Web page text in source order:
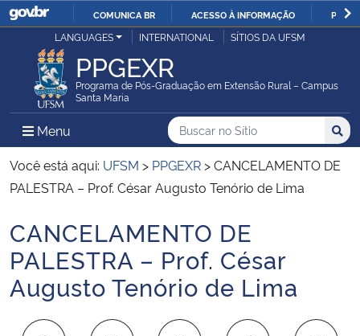
IR
O
COMUNICA BR ACESSO À INFORMAÇÃO
Ministério da Justiça e Segurança Pública
Ministério da Defesa
Ministério das Relações Exteriores
Ministério da Infraestrutura
Ministério da Agricultura, Pecuária e Abastecimento
Ministério da Educação
LANGUAGES INTERNATIONAL SÍTIOS DA UFSM
PPGEXR
Programa de Pós-Graduação em Extensão Rural – Campus
Santa Maria
Menu Menu Principal do Sítio
Busca
Buscar no no Sítio
Busca:
Você está aqui: UFSM > PPGEXR >CANCELAMENTO DE
PALESTRA – Prof. César Augusto Tenório de Lima
Início do conteúdo
CANCELAMENTO DE
PALESTRA – Prof. César
Augusto Tenório de Lima